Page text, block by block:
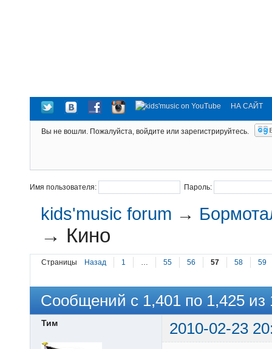
НА САЙТ
Вы не вошли. Пожалуйста, войдите или зарегистрируйтесь.
Имя пользователя: Пароль:
kids'music forum →
→ Кино
Страницы Назад 1 … 55 56 57 58 59
Сообщений с 1,401 по 1,425 из
Тим 2010-02-23